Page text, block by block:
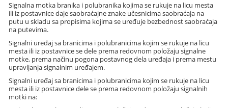
Signalna motka branika i polubranika kojima se rukuje na licu mesta
ili iz postavnice daje saobraćajne znake učesnicima saobraćaja na
putu u skladu sa propisima kojima se uređuje bezbednost saobraćaja
na putevima.
Signalni uređaj sa branicima i polubranicima kojim se rukuje na licu
mesta ili iz postavnice se dele prema redovnom položaju signalne
motke, prema načinu pogona postavnog dela uređaja i prema mestu
upravljanja signalnim uređajem.
Signalni uređaj sa branicima i polubranicima kojim se rukuje na licu
mesta ili iz postavnice dele se prema redovnom položaju signalnih
motki na: